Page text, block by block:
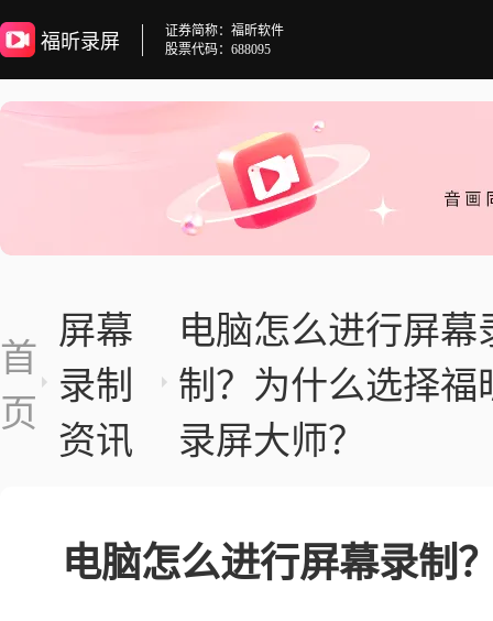
福昕录屏
证券简称：福昕软件
股票代码：688095
首
页
屏幕
录制
资讯
电脑怎么进行屏幕
制？为什么选择福
录屏大师？
电脑怎么进行屏幕录制